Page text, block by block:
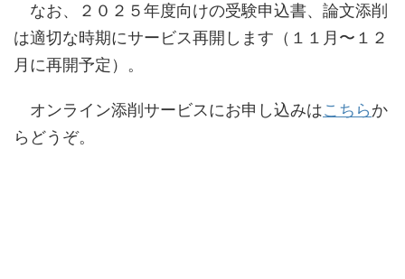
なお、２０２５年度向けの受験申込書、論文添削
は適切な時期にサービス再開します（１１月〜１２
月に再開予定）。
オンライン添削サービスにお申し込みはこちらか
らどうぞ。